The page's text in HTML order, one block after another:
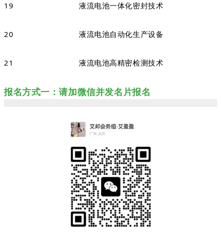
19 液流电池一体化密封技术
20 液流电池自动化生产设备
21 液流电池高精密检测技术
报名方式一：请加微信并发名片报名